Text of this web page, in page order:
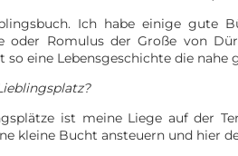
Ich habe einige gute
oder Romulus der Große von
eine Lebensgeschichte die nahe
ist meine Liege auf der
kleine Bucht ansteuern und hier